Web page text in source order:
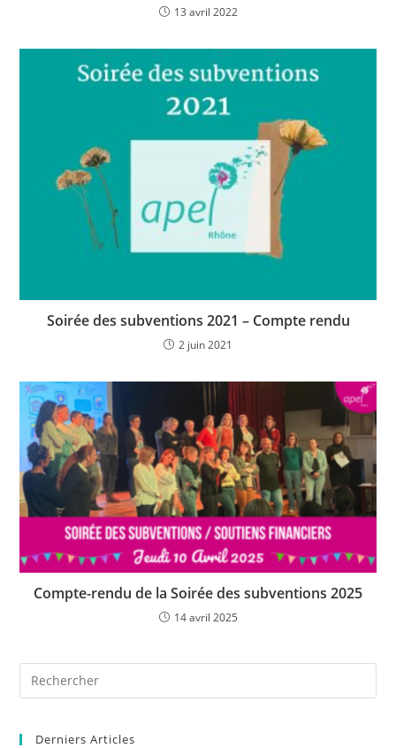
13 avril 2022
Soirée des subventions 2021 – Compte rendu
2 juin 2021
Compte-rendu de la Soirée des subventions 2025
14 avril 2025
Derniers Articles